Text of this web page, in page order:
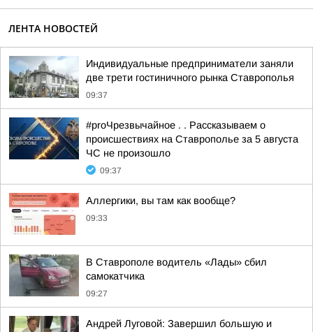
ЛЕНТА НОВОСТЕЙ
Индивидуальные предприниматели заняли
две трети гостиничного рынка Ставрополья
09:37
#proЧрезвычайное . . Рассказываем о
происшествиях на Ставрополье за 5 августа
ЧС не произошло
09:37
Аллергики, вы там как вообще?
09:33
В Ставрополе водитель «Лады» сбил
самокатчика
09:27
Андрей Луговой: Завершил большую и